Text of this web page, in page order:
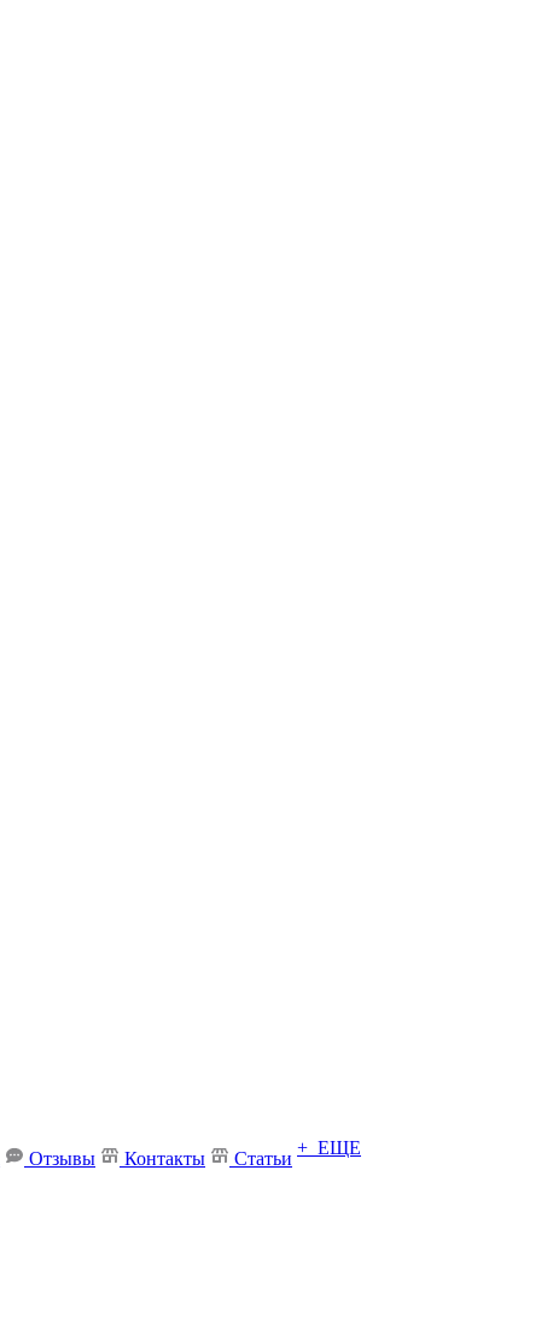
Отзывы Контакты Статьи
+ ЕЩЕ